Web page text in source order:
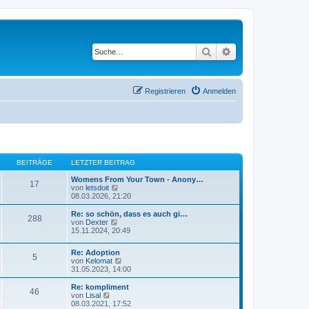
Suche
Anmelden
Registrieren
BEITRÄGE LETZTER BEITRAG
17
Womens From Your Town - Anony…
von letsdoit
e
u
s
t
r
B
e
i
t
r
g
08.03.2026, 21:20
288
Re: so schön, dass es auch gi…
von Dexter
e
e
s
t
e
r
B
i
15.11.2024, 20:49
5
Re: Adoption
von Kelomat
e
u
e
t
31.05.2023, 14:00
46
Re: kompliment
von Lisal
e
08.03.2021, 17:52